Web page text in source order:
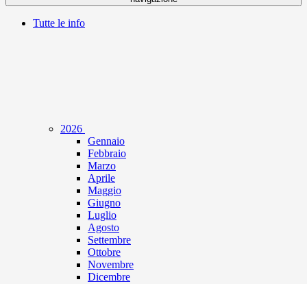
Tutte le info
2026
Gennaio
Febbraio
Marzo
Aprile
Maggio
Giugno
Luglio
Agosto
Settembre
Ottobre
Novembre
Dicembre